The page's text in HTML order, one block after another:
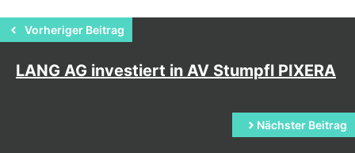
Vorheriger Beitrag
LANG AG investiert in AV Stumpfl PIXERA
Nächster Beitrag